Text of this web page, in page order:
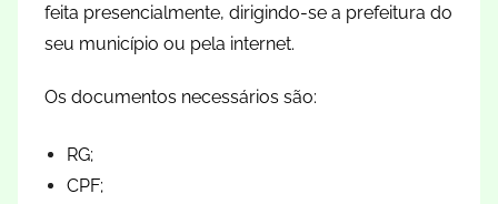
feita presencialmente, dirigindo-se a prefeitura do
seu município ou pela internet.
Os documentos necessários são:
RG;
CPF;